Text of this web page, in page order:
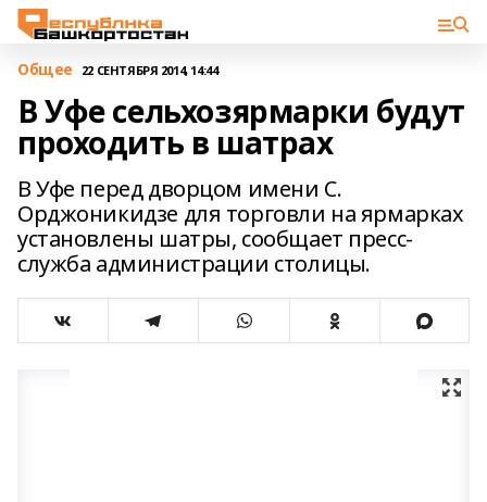
Общее 22 СЕНТЯБРЯ 2014, 14:44
В Уфе сельхозярмарки будут
проходить в шатрах
В Уфе перед дворцом имени С.
Орджоникидзе для торговли на ярмарках
установлены шатры, сообщает пресс-
служба администрации столицы.